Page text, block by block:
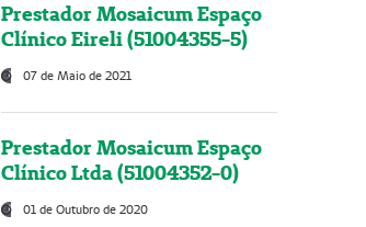
Prestador Mosaicum Espaço
Clínico Eireli (51004355-5)
07 de Maio de 2021
Prestador Mosaicum Espaço
Clínico Ltda (51004352-0)
01 de Outubro de 2020